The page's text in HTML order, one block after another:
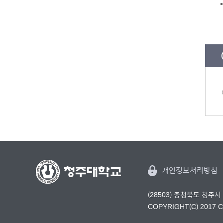
개인정보처리방침
(28503) 충청북도 청주
COPYRIGHT(C) 2017